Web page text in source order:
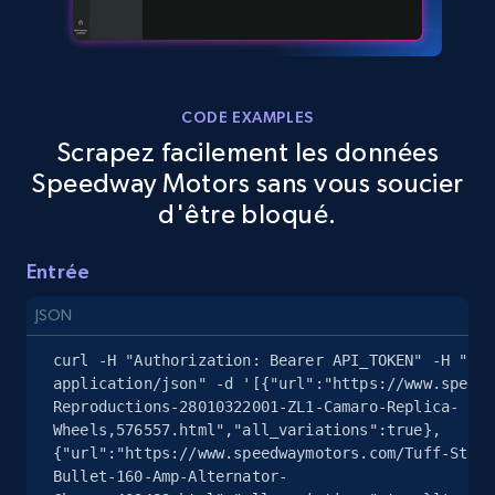
2.5K+ 359+ Essai gratuit
eBay - Gather data on products using
specified keywords
URL, Product id, Title, Seller name, Seller rating,
more.
eBay - Collect products from shops on eBay
URL, Product id, Title, Seller name, Seller rating,
CODE EXAMPLES
Scrapez facilement les données
Speedway Motors sans vous soucier
d'être bloqué.
Entrée
JSON
curl -H "Authorization: Bearer API_TOKEN" -H
application/json" -d '[{"url":"https://
Reproductions-28010322001-ZL1-Camaro-Replica-
Wheels,576557.html","all_variations":true},
{"url":"https://www.speedwaymotors.com/Tuff-Stuff-
Bullet-160-Amp-Alternator-